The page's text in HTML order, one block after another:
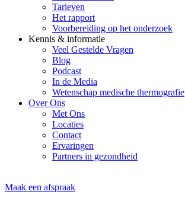
Tarieven
Het rapport
Voorbereiding op het onderzoek
Kennis & informatie
Veel Gestelde Vragen
Blog
Podcast
In de Media
Wetenschap medische thermografie
Over Ons
Met Ons
Locaties
Contact
Ervaringen
Partners in gezondheid
Maak een afspraak